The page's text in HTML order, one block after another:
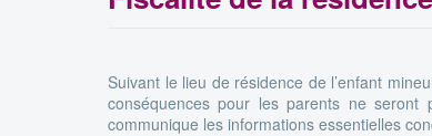
Suivant le lieu de résidence de l’enfant
conséquences pour les parents ne seront
communique les informations essentielles